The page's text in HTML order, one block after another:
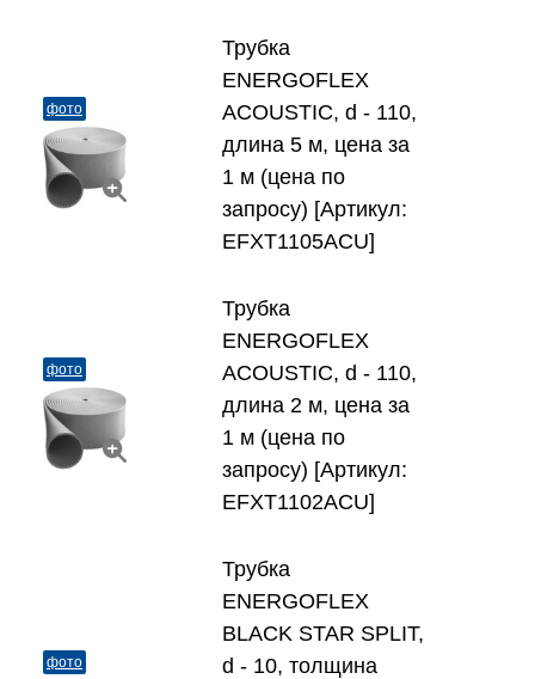
фото
Трубка
ENERGOFLEX
ACOUSTIС, d - 110,
длина 5 м, цена за
1 м (цена по
запросу) [Артикул:
EFXT1105ACU]
фото
Трубка
ENERGOFLEX
ACOUSTIС, d - 110,
длина 2 м, цена за
1 м (цена по
запросу) [Артикул:
EFXT1102ACU]
фото
Трубка
ENERGOFLEX
BLACK STAR SPLIT,
d - 10, толщина